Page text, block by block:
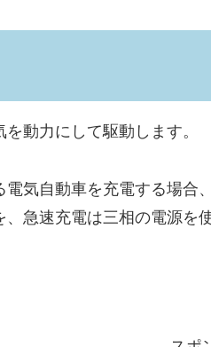
動力にして駆動します。
電気自動車を充電する場合
、急速充電は三相の電源を